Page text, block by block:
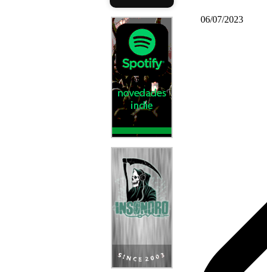
06/07/2023